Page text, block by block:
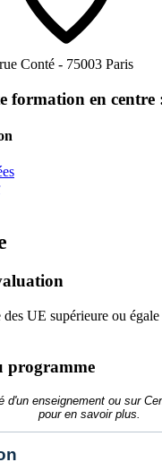
Conté - 75003 Paris
formation en centre
UE supérieure ou égale
programme
d'un enseignement ou sur
pour en savoir plus.